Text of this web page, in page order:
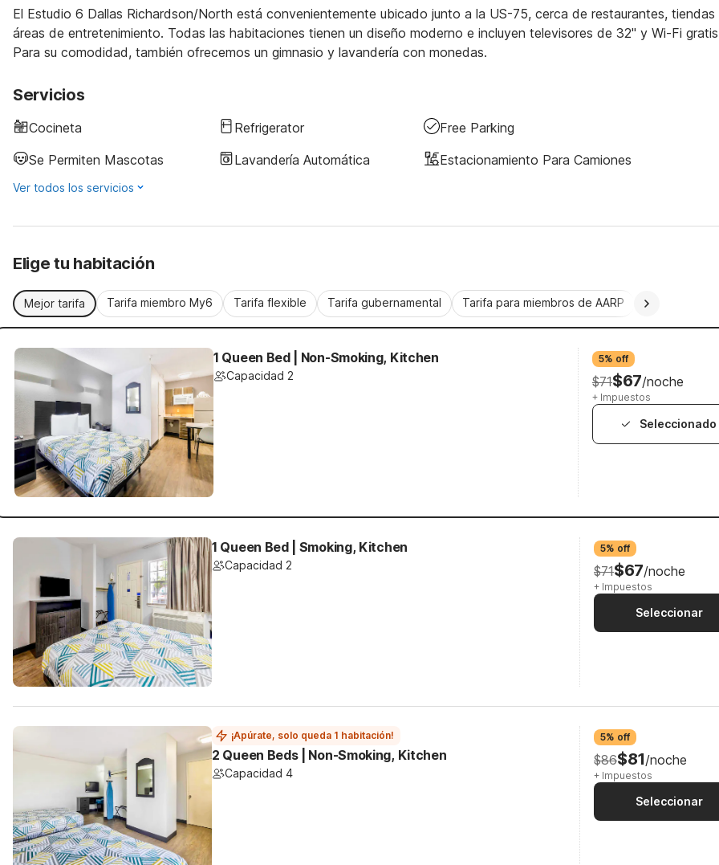
El Estudio 6 Dallas Richardson/North está convenientemente ubicado junto a la US-75, cerca de restaurantes, tiendas
áreas de entretenimiento. Todas las habitaciones tienen un diseño moderno e incluyen televisores de 32" y Wi-Fi
Para su comodidad, también ofrecemos un gimnasio y lavandería con monedas.
Servicios
Cocineta Refrigerator
Free Parking
Se Permiten Mascotas
Lavandería Automática Estacionamiento Para Camiones
Ver todos los servicios
Elige tu habitación
Mejor tarifa Tarifa miembro My6 Tarifa flexible Tarifa gubernamental Tarifa para miembros de AARP
1 Queen Bed | Non-Smoking, Kitchen
Capacidad 2
5% off
$71$67/noche
+ Impuestos
Seleccionado
1 Queen Bed | Smoking, Kitchen
Capacidad 2
5% off
$71$67/noche
+ Impuestos
Seleccionar
¡Apúrate, solo queda 1 habitación!
2 Queen Beds | Non-Smoking, Kitchen
Capacidad 4
5% off
$86$81/noche
+ Impuestos
Seleccionar